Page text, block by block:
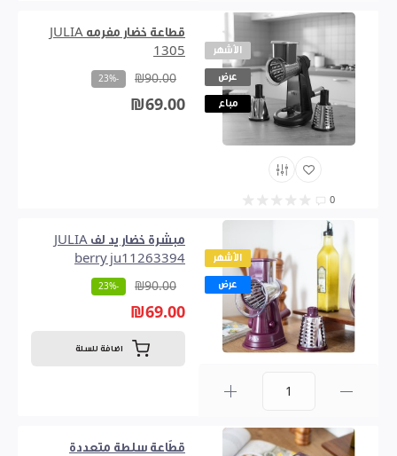
الأشهر
عرض
مباع
0
قطاعة خضار مفرمه JULIA
1305
₪90.00
-23%
₪69.00
الأشهر
عرض
مبشرة خضار يد لف JULIA
berry ju11263394
₪90.00
-23%
₪69.00
اضافة للسلة
قطّاعة سلطة متعددة